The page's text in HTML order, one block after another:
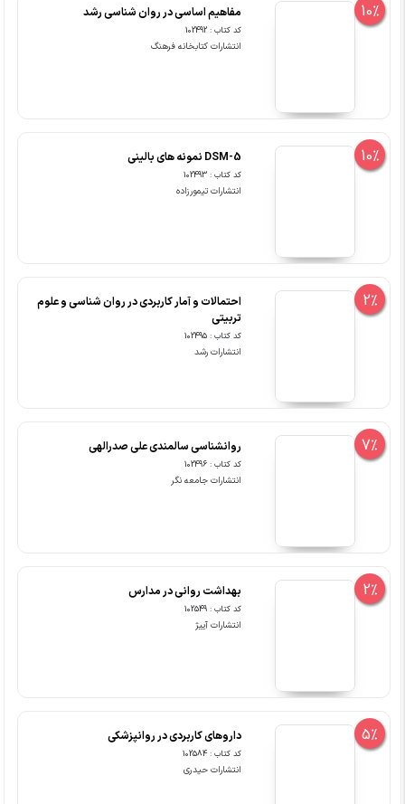
10% مفاهیم اساسی در روان شناسی رشد
کد کتاب : 102492
انتشارات کتابخانه فرهنگ
10% DSM-5 نمونه های بالینی
کد کتاب : 102493
انتشارات تیمورزاده
2%
احتمالات و آمار کاربردی در روان شناسی و علوم
تربیتی
کد کتاب : 102495
انتشارات رشد
7% روانشناسی سالمندی علی صدرالهی
کد کتاب : 102496
انتشارات جامعه نگر
2% بهداشت روانی در مدارس
کد کتاب : 102549
انتشارات آییژ
5% داروهای کاربردی در روانپزشکی
کد کتاب : 102584
انتشارات حیدری